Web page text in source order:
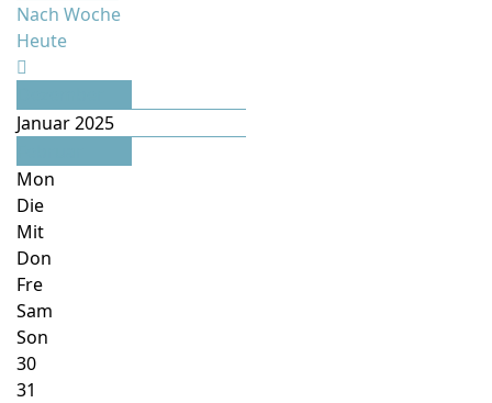
Nach Woche
Heute
Januar 2025
Mon
Die
Mit
Don
Fre
Sam
Son
30
31